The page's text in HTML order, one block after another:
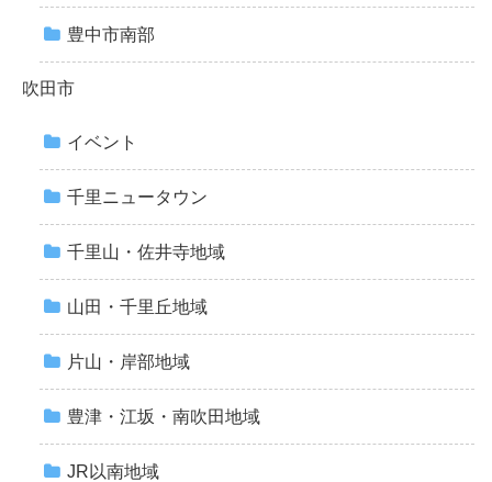
豊中市南部
吹田市
イベント
千里ニュータウン
千里山・佐井寺地域
山田・千里丘地域
片山・岸部地域
豊津・江坂・南吹田地域
JR以南地域